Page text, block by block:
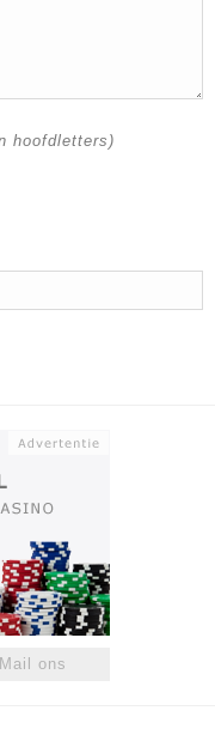
hoofdletters)
ons